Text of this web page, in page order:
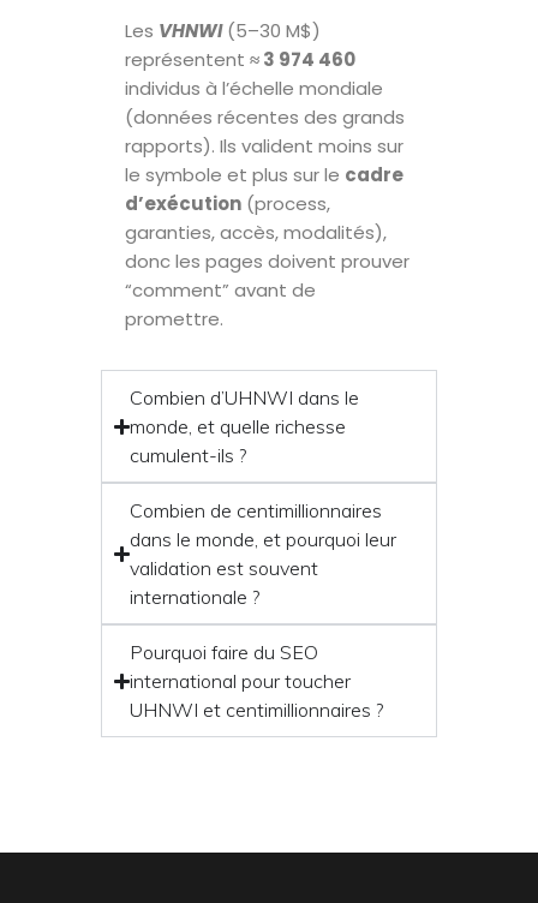
Les VHNWI(5–30 M$)
représentent ≈ 3 974 460
individus à l’échelle mondiale
(données récentes des grands
rapports). Ils valident moins sur
le symbole et plus sur le cadre
d’exécution (process,
garanties, accès, modalités),
donc les pages doivent prouver
“comment” avant de
promettre.
Combien d’UHNWI dans le
monde, et quelle richesse
cumulent-ils ?
Combien de centimillionnaires
dans le monde, et pourquoi leur
validation est souvent
internationale ?
Pourquoi faire du SEO
international pour toucher
UHNWI et centimillionnaires ?